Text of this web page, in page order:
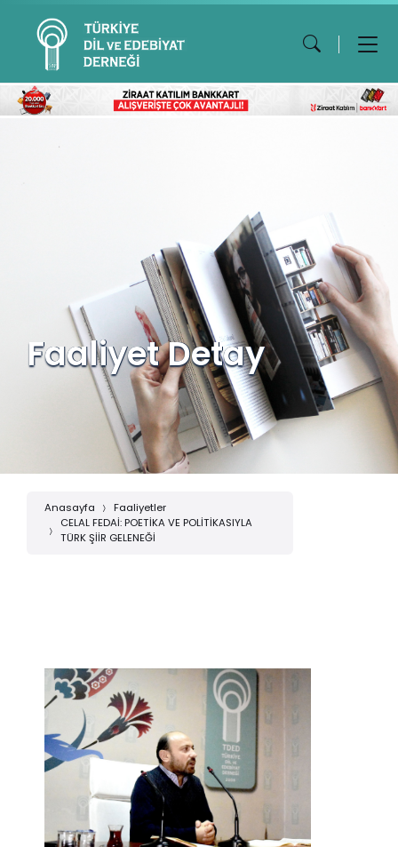
Faaliyet Detay
Anasayfa
Faaliyetler
CELAL FEDAİ: POETİKA VE POLİTİKASIYLA
TÜRK ŞİİR GELENEĞİ